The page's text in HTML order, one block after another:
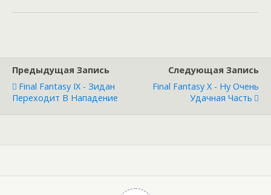
Предыдущая Запись
Final Fantasy IX - Зидан
Переходит В Нападение
Следующая Запись
Final Fantasy X - Ну Очень
Удачная Часть